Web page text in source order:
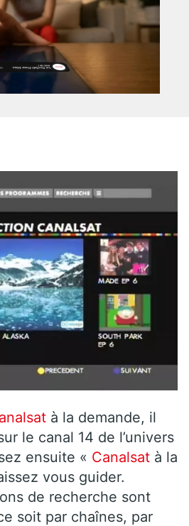
à la demande, il
le canal 14 de l’univers
ensuite « Canalsat à la
vous guider.
de recherche sont
soit par chaînes, par